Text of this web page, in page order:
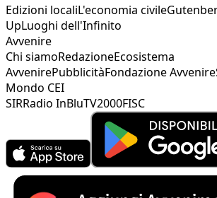
Edizioni localiL'economia civile
UpLuoghi dell'Infinito
Avvenire
Chi siamoRedazioneEcosistema
AvvenirePubblicitàFondazione Avvenire
Mondo CEI
SIRRadio InBluTV2000FISC